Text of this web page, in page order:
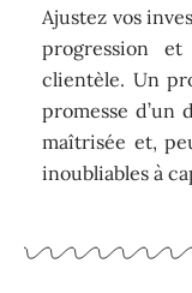
Ajustez vos
progression et
clientèle. Un
promesse d’un
maîtrisée et,
inoubliables à